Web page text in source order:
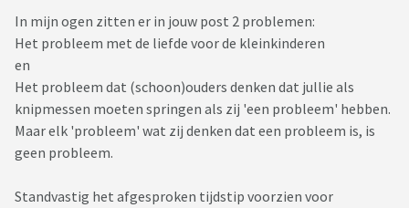
In mijn ogen zitten er in jouw post 2 problemen:
Het probleem met de liefde voor de kleinkinderen
en
Het probleem dat (schoon)ouders denken dat jullie als
knipmessen moeten springen als zij 'een probleem' hebben.
Maar elk 'probleem' wat zij denken dat een probleem is, is
geen probleem.
Standvastig het afgesproken tijdstip voorzien voor